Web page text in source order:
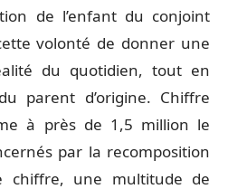
de l’enfant du conjoint
volonté de donner une
du quotidien, tout en
parent d’origine. Chiffre
à près de 1,5 million le
par la recomposition
chiffre, une multitude de